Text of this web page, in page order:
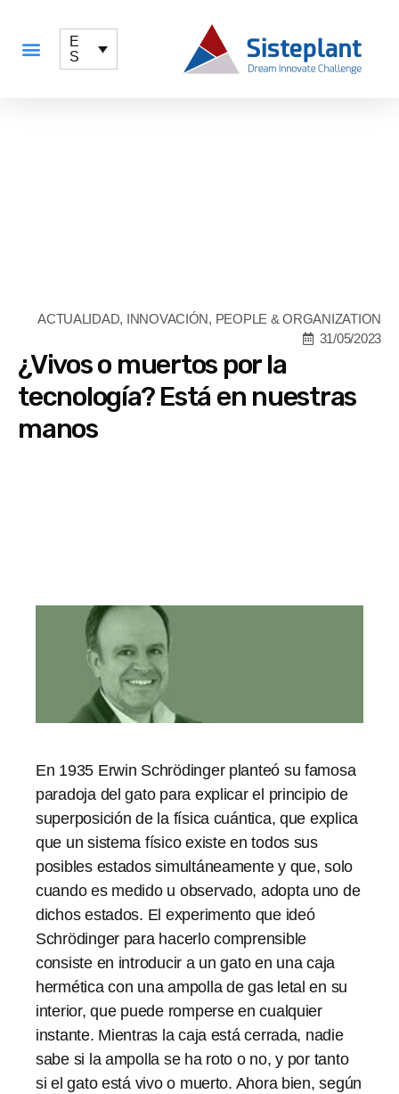
E
S
ACTUALIDAD, INNOVACIÓN, PEOPLE & ORGANIZATION
31/05/2023
¿Vivos o muertos por la
tecnología? Está en nuestras
manos
En 1935 Erwin Schrödinger planteó su famosa
paradoja del gato para explicar el principio de
superposición de la física cuántica, que explica
que un sistema físico existe en todos sus
posibles estados simultáneamente y que, solo
cuando es medido u observado, adopta uno de
dichos estados. El experimento que ideó
Schrödinger para hacerlo comprensible
consiste en introducir a un gato en una caja
hermética con una ampolla de gas letal en su
interior, que puede romperse en cualquier
instante. Mientras la caja está cerrada, nadie
sabe si la ampolla se ha roto o no, y por tanto
si el gato está vivo o muerto. Ahora bien, según